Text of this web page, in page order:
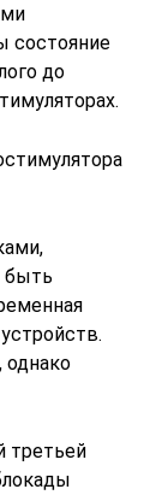
состояние
до
быть
третьей